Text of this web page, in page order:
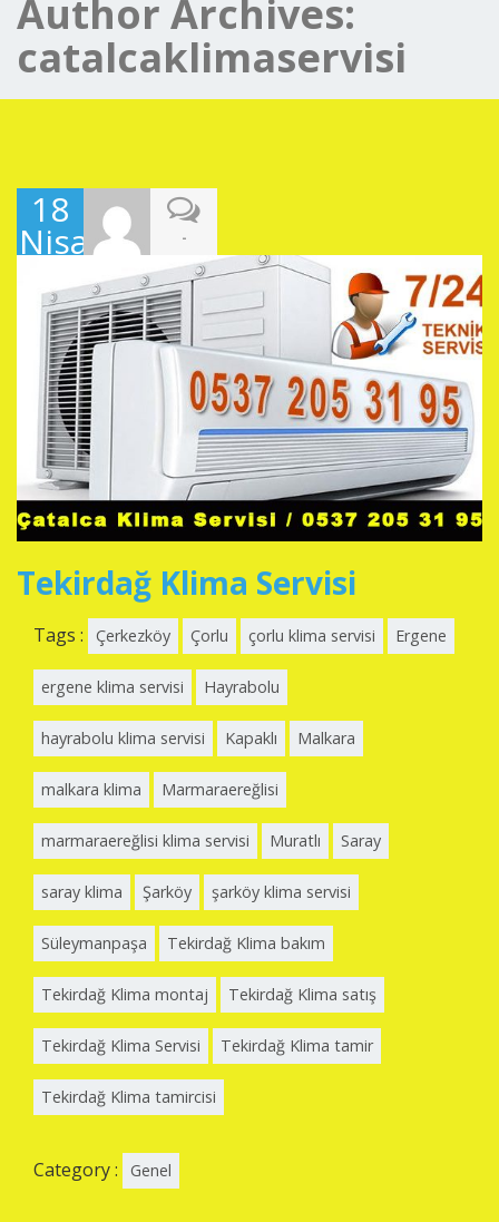
Author Archives:
catalcaklimaservisi
18
Nisan
2019
-
Tekirdağ Klima Servisi
Tags : Çerkezköy Çorlu çorlu klima servisi Ergene
ergene klima servisi Hayrabolu
hayrabolu klima servisi Kapaklı Malkara
malkara klima Marmaraereğlisi
marmaraereğlisi klima servisi Muratlı Saray
saray klima Şarköy şarköy klima servisi
Süleymanpaşa Tekirdağ Klima bakım
Tekirdağ Klima montaj Tekirdağ Klima satış
Tekirdağ Klima Servisi Tekirdağ Klima tamir
Tekirdağ Klima tamircisi
Category : Genel